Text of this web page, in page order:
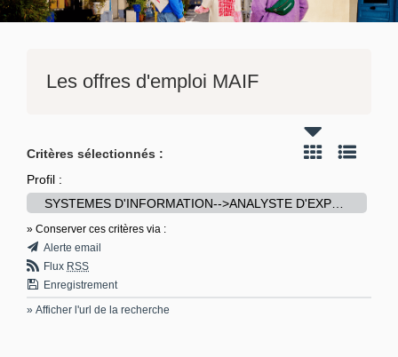
Les offres d'emploi MAIF
Critères sélectionnés :
Profil :
» Conserver ces critères via :
Alerte email
Flux RSS
Enregistrement
» Afficher l'url de la recherche